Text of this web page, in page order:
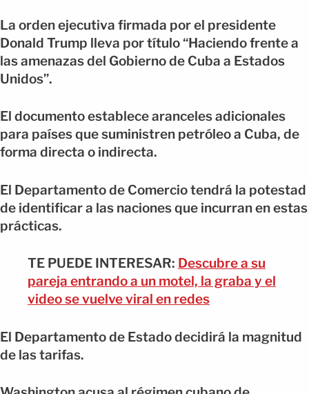
La orden ejecutiva firmada por el presidente
Donald Trump lleva por título “Haciendo frente a
las amenazas del Gobierno de Cuba a Estados
Unidos”.
El documento establece aranceles adicionales
para países que suministren petróleo a Cuba, de
forma directa o indirecta.
El Departamento de Comercio tendrá la potestad
de identificar a las naciones que incurran en estas
prácticas.
TE PUEDE INTERESAR: Descubre a su
pareja entrando a un motel, la graba y el
video se vuelve viral en redes
El Departamento de Estado decidirá la magnitud
de las tarifas.